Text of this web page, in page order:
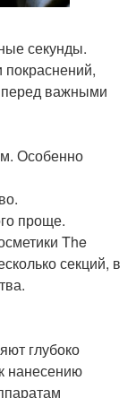
секунды.
перед важными
Особенно
проще.
The
секций, в
глубоко
нанесению